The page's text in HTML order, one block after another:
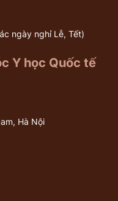
ngày nghỉ Lễ, Tết)
Y học Quốc tế
Hà Nội